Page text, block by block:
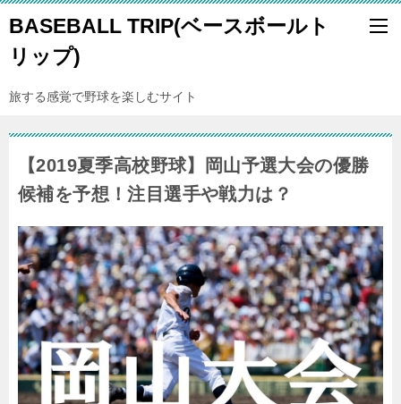
BASEBALL TRIP(ベースボールト
リップ)
旅する感覚で野球を楽しむサイト
【2019夏季高校野球】岡山予選大会の優勝
候補を予想！注目選手や戦力は？